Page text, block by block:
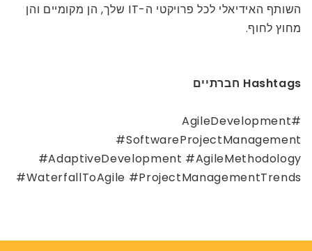
השותף האידיאלי לכל פרויקטי ה-IT שלך, הן מקומיים והן
מחוץ לחוף.
Hashtags חברתיים
#AgileDevelopment
#SoftwareProjectManagement
#AdaptiveDevelopment #AgileMethodology
#WaterfallToAgile #ProjectManagementTrends